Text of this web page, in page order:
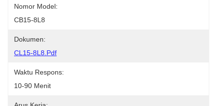
Nomor Model:
CB15-8L8
Dokumen:
CL15-8L8.pdf
Waktu Respons:
10-90 Menit